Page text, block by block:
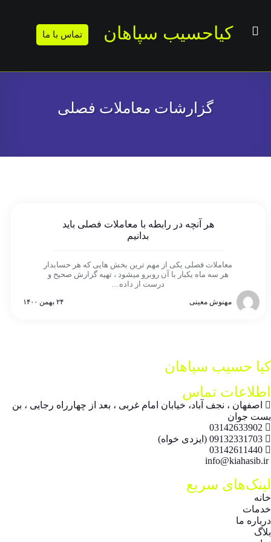
کیاحسیب سپاهان تماس با ما
گزارشات معاملات فصلی
هر آنچه در رابطه با معاملات فصلی باید
بدانیم
معاملات فصلی یکی از مهم ترین بخش هایی که هر حسابدار
هر سه ماه یکبار با آن روبرو میشود ، تهیه گزارش صحیح و
درست از داده…
مهنوش معینی ۲۴ بهمن ۱۴۰۰
کیا حسیب سپاهان
اطلاعات تماس
اصفهان ، نجف آباد، خیابان امام غربی ، بعد از چهارراه رجایی ، بن
بست جوان
03142633902
09132331703 (ایزدی خواه)
03142611440
info@kiahasib.ir
لینک‌های سریع
خانه
خدمات
درباره ما
بلاگ